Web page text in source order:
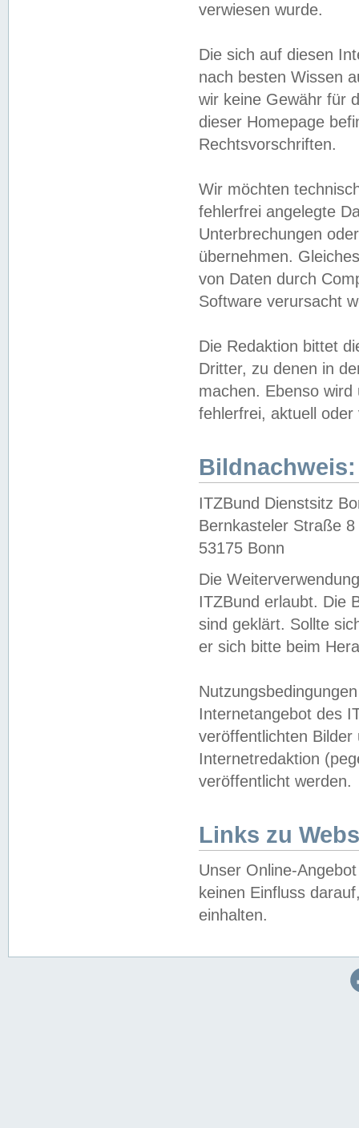
verwiesen wurde.
Die sich auf diesen
nach besten Wissen
wir keine Gewähr für
dieser Homepage
Rechtsvorschriften.
Wir möchten
fehlerfrei angelegte
Unterbrechungen
übernehmen.
von Daten durch
Software verursacht
Die Redaktion bittet
Dritter, zu denen in
machen. Ebenso
fehlerfrei, aktuell oder
Bildnachweis:
ITZBund Dienstsitz
Bernkasteler Straße 8
53175 Bonn
Die
ITZBund erlaubt. Die
sind geklärt. Sollte
er sich bitte beim
Internetangebot des
veröffentlichten
Internetredaktion
veröffentlicht werden.
Links zu
Unser Online-
keinen Einfluss
einhalten.